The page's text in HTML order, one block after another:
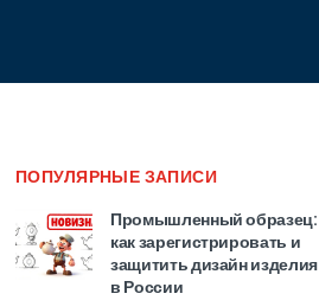
ПОПУЛЯРНЫЕ ЗАПИСИ
Промышленный образец:
как зарегистрировать и
защитить дизайн изделия
в России